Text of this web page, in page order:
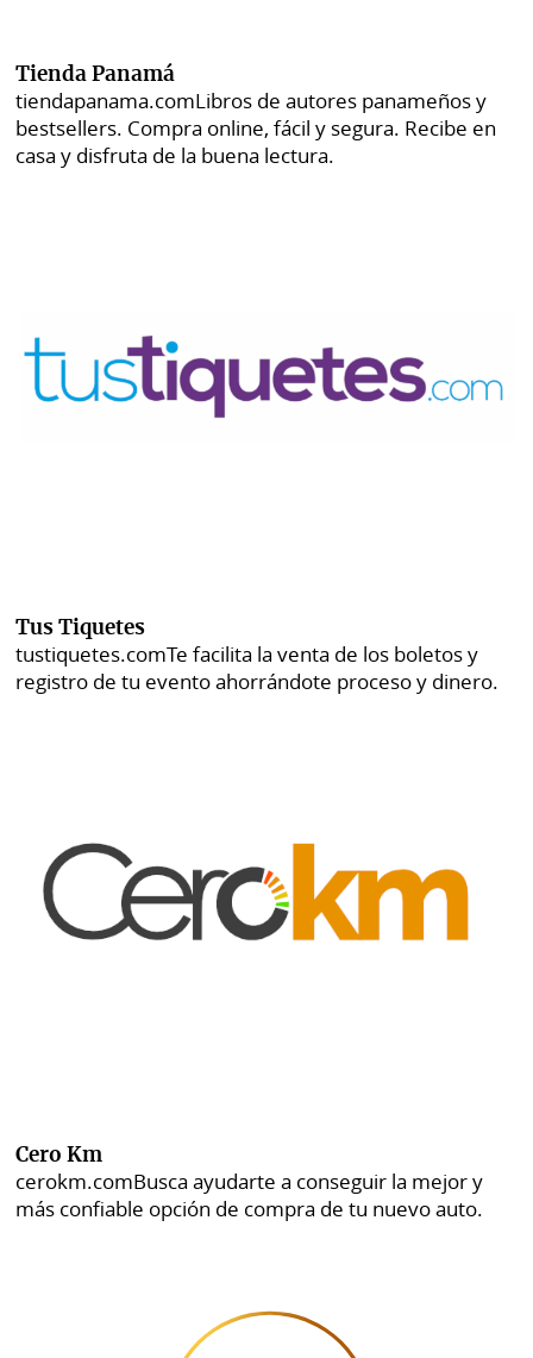
Tienda Panamá
tiendapanama.comLibros de autores panameños y
bestsellers. Compra online, fácil y segura. Recibe en
casa y disfruta de la buena lectura.
Tus Tiquetes
tustiquetes.comTe facilita la venta de los boletos y
registro de tu evento ahorrándote proceso y dinero.
Cero Km
cerokm.comBusca ayudarte a conseguir la mejor y
más confiable opción de compra de tu nuevo auto.